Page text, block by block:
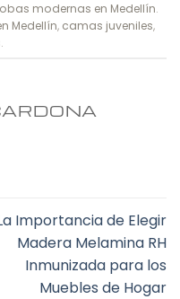
modernas en Medellín.
Medellín, camas juveniles,
.
Importancia de Elegir
Madera Melamina RH
Inmunizada para los
Muebles de Hogar